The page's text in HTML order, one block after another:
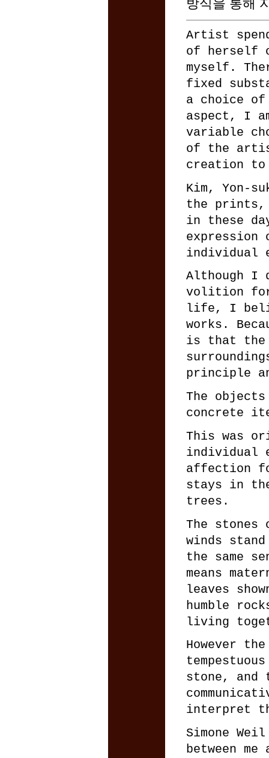
방식을 통해
Artist
of herself
myself.
fixed
a choice of
aspect, I
variable
of the
creation to
Kim, Yon-
the prints,
in these
expression
individual
Although I
volition for
life, I
works.
is that the
principle
The
concrete
This was
individual
affection
stays in
trees.
The
winds
the same
means
leaves
humble
living
However
stone, and
interpret
Simone
between